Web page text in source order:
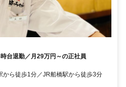
台退勤／月29万円～の正社員
から徒歩1分／JR船橋駅から徒歩3分